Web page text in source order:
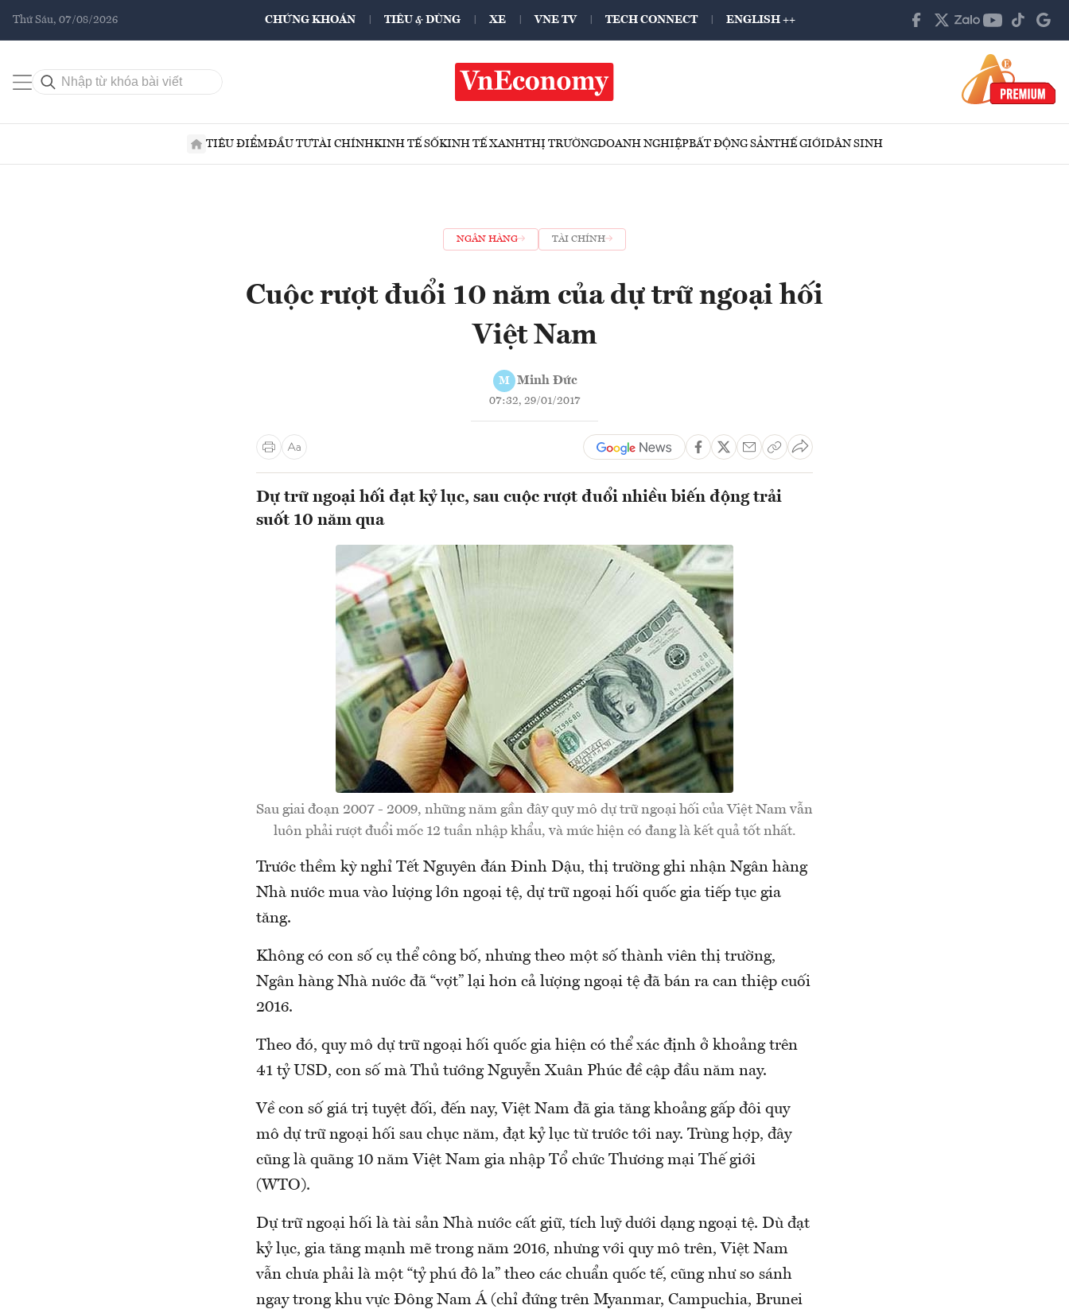
Thứ Sáu, 07/08/2026 CHỨNG KHOÁN TIÊU & DÙNG XE VNE TV TECH CONNECT ENGLISH ++
TIÊU ĐIỂMĐẦU TƯTÀI CHÍNHKINH TẾ SỐKINH TẾ XANHTHỊ TRƯỜNGDOANH NGHIỆPBẤT ĐỘNG SẢNTHẾ GIỚIDÂN SINH
NGÂN HÀNG TÀI CHÍNH
Cuộc rượt đuổi 10 năm của dự trữ ngoại hối
Việt Nam
M Minh Đức
07:32, 29/01/2017
Dự trữ ngoại hối đạt kỷ lục, sau cuộc rượt đuổi nhiều biến động trải
suốt 10 năm qua
Sau giai đoạn 2007 - 2009, những năm gần đây quy mô dự trữ ngoại hối của Việt Nam vẫn
luôn phải rượt đuổi mốc 12 tuần nhập khẩu, và mức hiện có đang là kết quả tốt nhất.
Trước thềm kỳ nghỉ Tết Nguyên đán Đinh Dậu, thị trường ghi nhận Ngân hàng
Nhà nước mua vào lượng lớn ngoại tệ, dự trữ ngoại hối quốc gia tiếp tục gia
tăng.
Không có con số cụ thể công bố, nhưng theo một số thành viên thị trường,
Ngân hàng Nhà nước đã “vợt” lại hơn cả lượng ngoại tệ đã bán ra can thiệp cuối
2016.
Theo đó, quy mô dự trữ ngoại hối quốc gia hiện có thể xác định ở khoảng trên
41 tỷ USD, con số mà Thủ tướng Nguyễn Xuân Phúc đề cập đầu năm nay.
Về con số giá trị tuyệt đối, đến nay, Việt Nam đã gia tăng khoảng gấp đôi quy
mô dự trữ ngoại hối sau chục năm, đạt kỷ lục từ trước tới nay. Trùng hợp, đây
cũng là quãng 10 năm Việt Nam gia nhập Tổ chức Thương mại Thế giới
(WTO).
Dự trữ ngoại hối là tài sản Nhà nước cất giữ, tích luỹ dưới dạng ngoại tệ. Dù đạt
kỷ lục, gia tăng mạnh mẽ trong năm 2016, nhưng với quy mô trên, Việt Nam
vẫn chưa phải là một “tỷ phú đô la” theo các chuẩn quốc tế, cũng như so sánh
ngay trong khu vực Đông Nam Á (chỉ đứng trên Myanmar, Campuchia, Brunei